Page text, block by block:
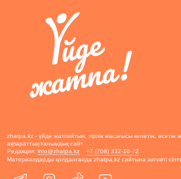
zhatpa.kz - үйде жатпайтын, тірлік жасағысы келетін, өсетін
ақпараттық-танымдық сайт
Редакция: info@zhatpa.kz
+7 (708) 332-10-72
Материалдарды қолданғанда zhatpa.kz сайтына активті